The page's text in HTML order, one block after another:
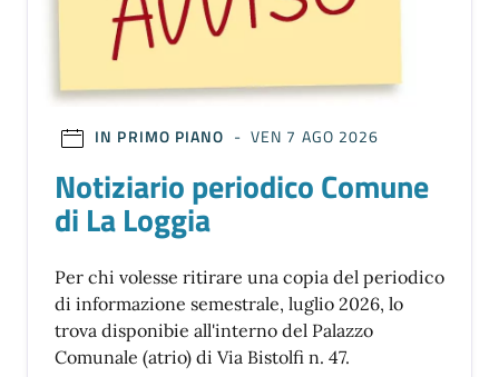
IN PRIMO PIANO - VEN 7 AGO 2026
Notiziario periodico Comune
di La Loggia
Per chi volesse ritirare una copia del periodico
di informazione semestrale, luglio 2026, lo
trova disponibie all'interno del Palazzo
Comunale (atrio) di Via Bistolfi n. 47.